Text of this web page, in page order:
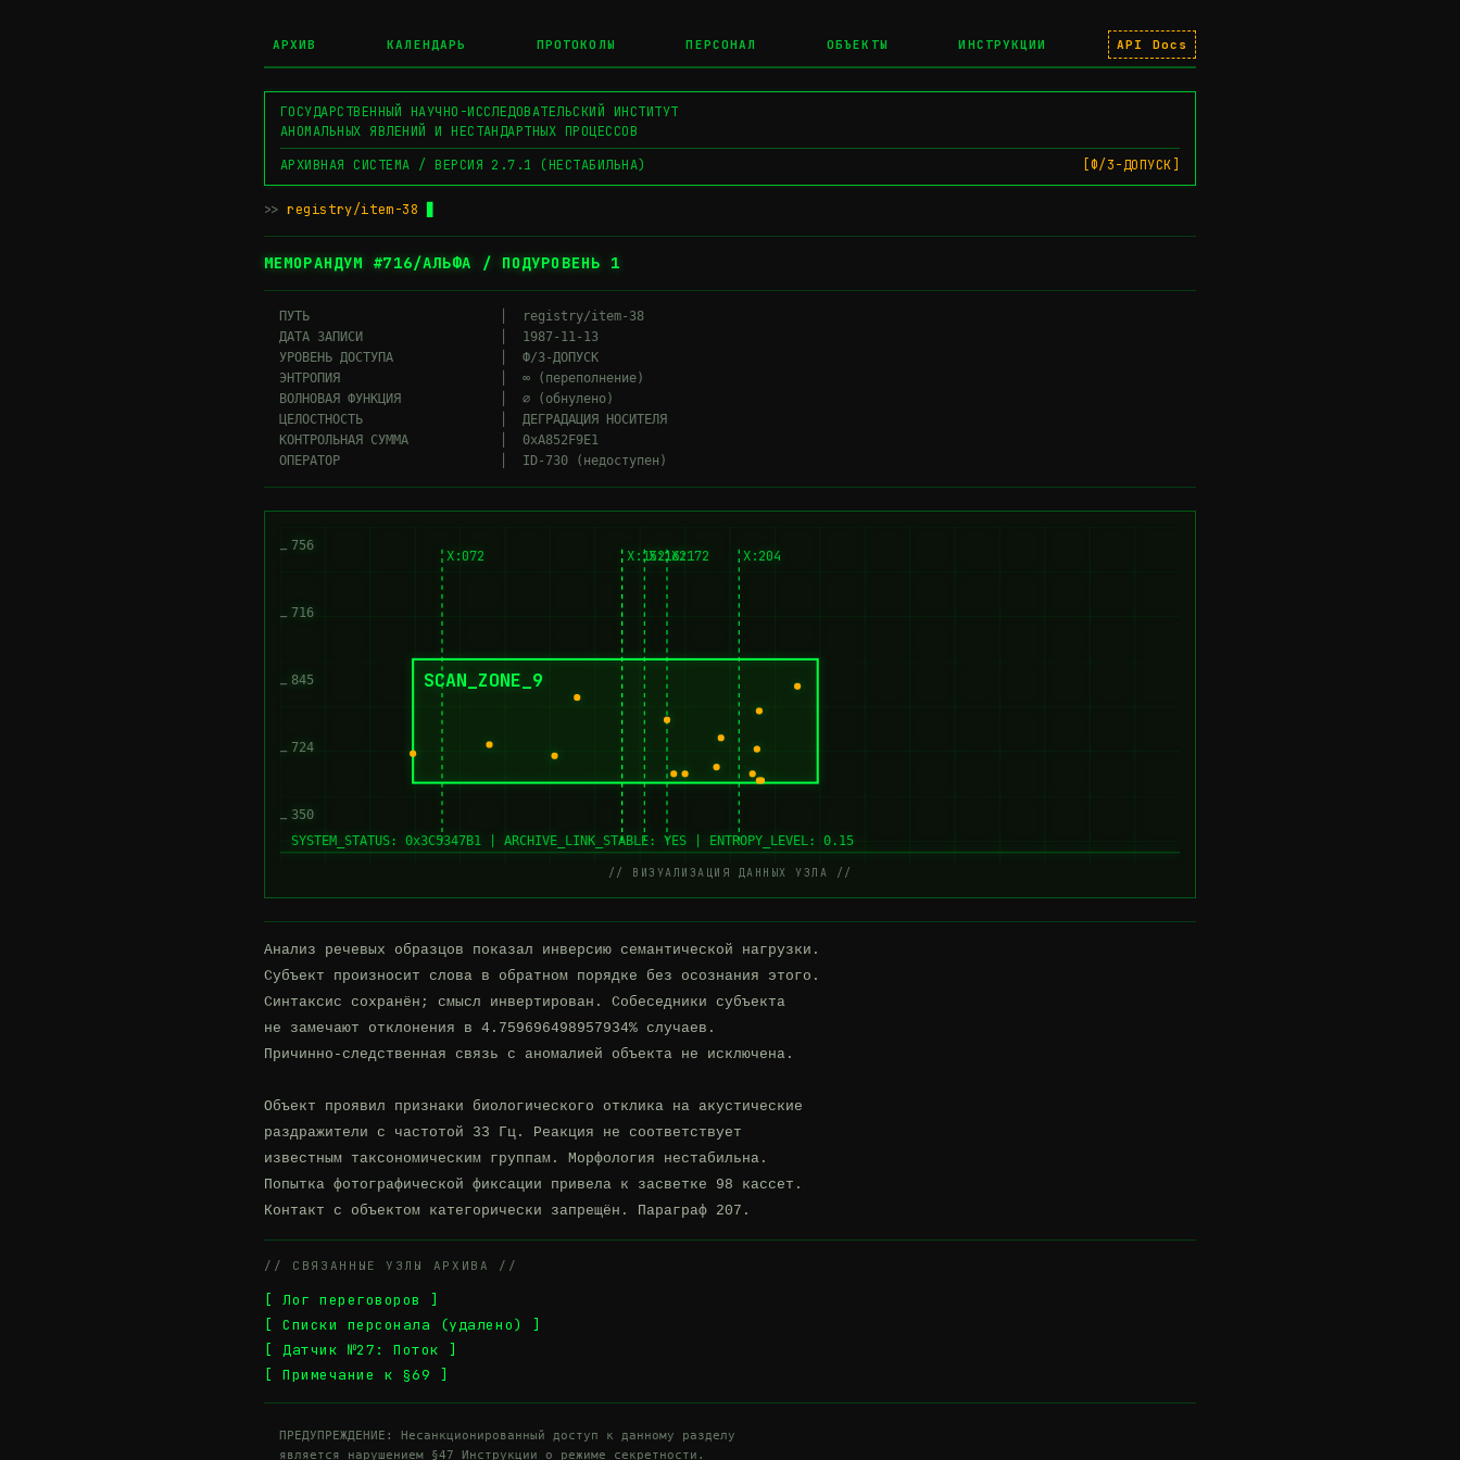
АРХИВ КАЛЕНДАРЬ ПРОТОКОЛЫ ПЕРСОНАЛ ОБЪЕКТЫ ИНСТРУКЦИИ API Docs
ГОСУДАРСТВЕННЫЙ НАУЧНО-ИССЛЕДОВАТЕЛЬСКИЙ ИНСТИТУТ
АНОМАЛЬНЫХ ЯВЛЕНИЙ И НЕСТАНДАРТНЫХ ПРОЦЕССОВ
АРХИВНАЯ СИСТЕМА / ВЕРСИЯ 2.7.1 (НЕСТАБИЛЬНА)
[Ф/3-ДОПУСК]
>> registry/item-38
МЕМОРАНДУМ #716/АЛЬФА / ПОДУРОВЕНЬ 1
  ПУТЬ                         │  registry/item-38
  ДАТА ЗАПИСИ                  │  1987-11-13
  УРОВЕНЬ ДОСТУПА              │  Ф/3-ДОПУСК
  ЭНТРОПИЯ                     │  ∞ (переполнение)
  ВОЛНОВАЯ ФУНКЦИЯ             │  ∅ (обнулено)
  ЦЕЛОСТНОСТЬ                  │  ДЕГРАДАЦИЯ НОСИТЕЛЯ
  КОНТРОЛЬНАЯ СУММА            │  0xA852F9E1
756
716
845
724
350
X:072 X:162 X:204
X:152 X:172
SCAN_ZONE_9
SYSTEM_STATUS: 0x3C5347B1 | ARCHIVE_LINK_STABLE: YES | ENTROPY_LEVEL: 0.15
// ВИЗУАЛИЗАЦИЯ ДАННЫХ УЗЛА //
Анализ речевых образцов показал инверсию семантической нагрузки.
Субъект произносит слова в обратном порядке без осознания этого.
Синтаксис сохранён; смысл инвертирован. Собеседники субъекта
не замечают отклонения в 4.759696498957934% случаев.
Причинно-следственная связь с аномалией объекта не исключена.
Объект проявил признаки биологического отклика на акустические
раздражители с частотой 33 Гц. Реакция не соответствует
известным таксономическим группам. Морфология нестабильна.
Попытка фотографической фиксации привела к засветке 98 кассет.
Контакт с объектом категорически запрещён. Параграф 207.
// СВЯЗАННЫЕ УЗЛЫ АРХИВА //
[ Лог переговоров ]
[ Списки персонала (удалено) ]
[ Датчик №27: Поток ]
[ Примечание к §69 ]